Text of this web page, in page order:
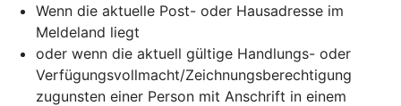
Wenn die aktuelle Post- oder Hausadresse im
Meldeland liegt
oder wenn die aktuell gültige Handlungs- oder
Verfügungsvollmacht/Zeichnungsberechtigung
zugunsten einer Person mit Anschrift in einem